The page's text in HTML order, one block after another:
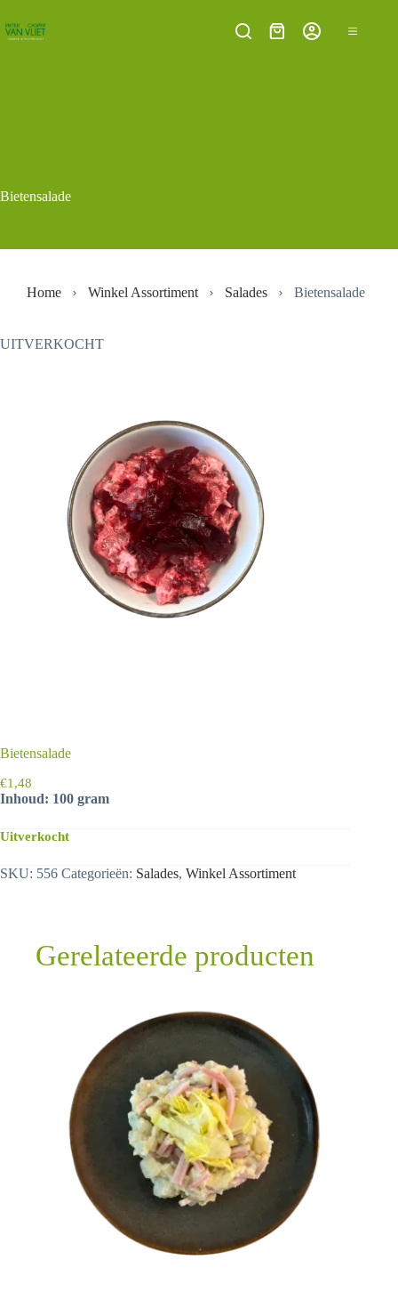
naar
de
Winkelwagen
Bietensalade
Home Winkel Assortiment Salades Bietensalade
UITVERKOCHT
Bietensalade
€1,48
Inhoud: 100 gram
Uitverkocht
SKU: 556 Categorieën: Salades, Winkel Assortiment
Gerelateerde producten